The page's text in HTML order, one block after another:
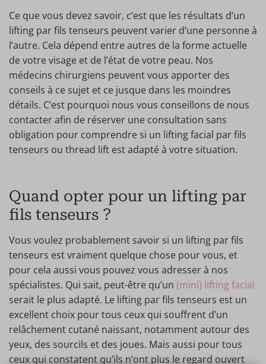
Ce que vous devez savoir, c’est que les résultats d’un
lifting par fils tenseurs peuvent varier d’une personne à
l’autre. Cela dépend entre autres de la forme actuelle
de votre visage et de l’état de votre peau. Nos
médecins chirurgiens peuvent vous apporter des
conseils à ce sujet et ce jusque dans les moindres
détails. C’est pourquoi nous vous conseillons de nous
contacter afin de réserver une consultation sans
obligation pour comprendre si un lifting facial par fils
tenseurs ou thread lift est adapté à votre situation.
Quand opter pour un lifting par
fils tenseurs ?
Vous voulez probablement savoir si un lifting par fils
tenseurs est vraiment quelque chose pour vous, et
pour cela aussi vous pouvez vous adresser à nos
spécialistes. Qui sait, peut-être qu’un (mini) lifting facial
serait le plus adapté. Le lifting par fils tenseurs est un
excellent choix pour tous ceux qui souffrent d’un
relâchement cutané naissant, notamment autour des
yeux, des sourcils et des joues. Mais aussi pour tous
ceux qui constatent qu’ils n’ont plus le regard ouvert